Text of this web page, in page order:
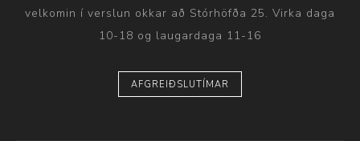
velkomin í verslun okkar að Stórhöfða 25. Virka daga
10-18 og laugardaga 11-16
AFGREIÐSLUTÍMAR